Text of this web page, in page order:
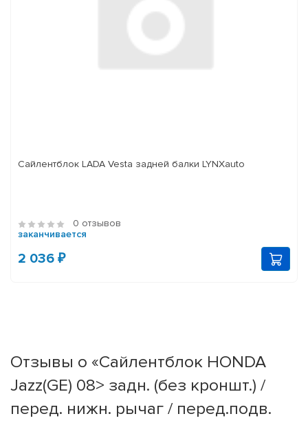
Сайлентблок LADA Vesta задней балки LYNXauto
0 отзывов
заканчивается
2 036 ₽
Отзывы о «Сайлентблок HONDA
Jazz(GE) 08> задн. (без кроншт.) /
перед. нижн. рычаг / перед.подв.